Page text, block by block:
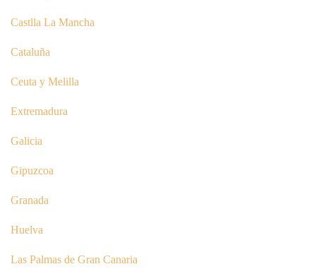
Castlla La Mancha
Cataluña
Ceuta y Melilla
Extremadura
Galicia
Gipuzcoa
Granada
Huelva
Las Palmas de Gran Canaria